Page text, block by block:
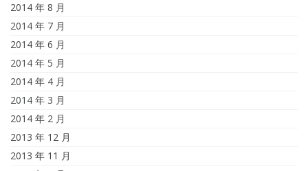
2014 年 8 月
2014 年 7 月
2014 年 6 月
2014 年 5 月
2014 年 4 月
2014 年 3 月
2014 年 2 月
2013 年 12 月
2013 年 11 月